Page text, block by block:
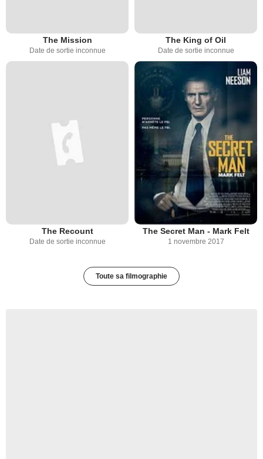
The Mission
Date de sortie inconnue
The King of Oil
Date de sortie inconnue
The Recount
Date de sortie inconnue
The Secret Man - Mark Felt
1 novembre 2017
Toute sa filmographie